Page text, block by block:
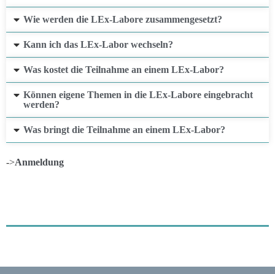
Wie werden die LEx-Labore zusammengesetzt?
Kann ich das LEx-Labor wechseln?
Was kostet die Teilnahme an einem LEx-Labor?
Können eigene Themen in die LEx-Labore eingebracht
werden?
Was bringt die Teilnahme an einem LEx-Labor?
->Anmeldung